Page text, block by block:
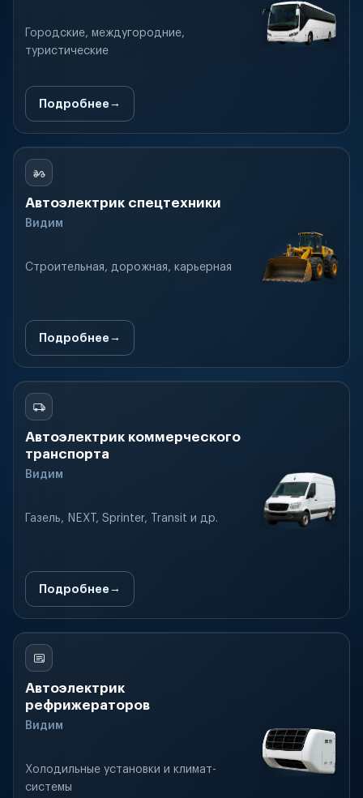
Городские, междугородние,
туристические
Подробнее
Автоэлектрик спецтехники
Видим
Строительная, дорожная, карьерная
Подробнее
Автоэлектрик коммерческого
транспорта
Видим
Газель, NEXT, Sprinter, Transit и др.
Подробнее
Автоэлектрик
рефрижераторов
Видим
Холодильные установки и климат-
системы